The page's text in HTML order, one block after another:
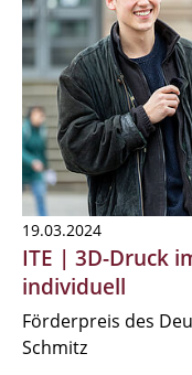
19.03.2024
ITE | 3D-Druck
individuell
Förderpreis des
Schmitz